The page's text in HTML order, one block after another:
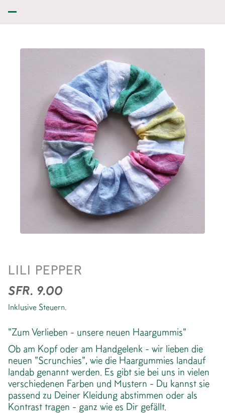
SCRUNCHIE *CHECK BOLD
LILI PEPPER
SFR. 9.00
Inklusive Steuern.
"Zum Verlieben - unsere neuen Haargummis"
Ob am Kopf oder am Handgelenk - wir lieben die
neuen "Scrunchies", wie die Haargummies landauf
landab genannt werden. Es gibt sie bei uns in vielen
verschiedenen Farben und Mustern - Du kannst sie
passend zu Deiner Kleidung abstimmen oder als
Kontrast tragen - ganz wie es Dir gefällt.